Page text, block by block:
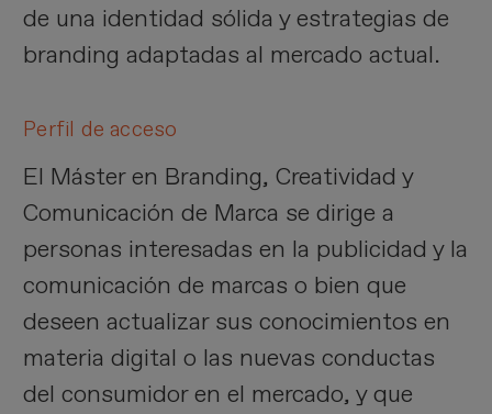
de una identidad sólida y estrategias de
branding adaptadas al mercado actual.
Perfil de acceso
El Máster en Branding, Creatividad y
Comunicación de Marca se dirige a
personas interesadas en la publicidad y la
comunicación de marcas o bien que
deseen actualizar sus conocimientos en
materia digital o las nuevas conductas
del consumidor en el mercado, y que